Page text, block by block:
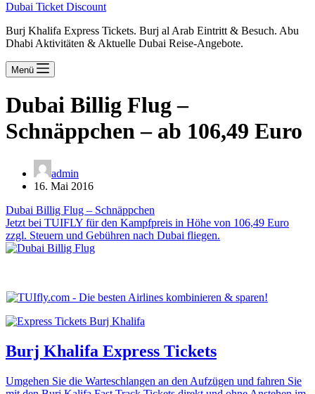
Dubai Ticket Discount
Burj Khalifa Express Tickets. Burj al Arab Eintritt & Besuch. Abu
Dhabi Aktivitäten & Aktuelle Dubai Reise-Angebote.
Menü
Dubai Billig Flug –
Schnäppchen – ab 106,49 Euro
admin
16. Mai 2016
Dubai Billig Flug – Schnäppchen
Jetzt bei TUIFLY für den Kampfpreis in Höhe von 106,49 Euro
zzgl. Steuern und Gebühren nach Dubai fliegen.
Burj Khalifa Express Tickets
Umgehen Sie die Warteschlangen an den Aufzügen und fahren Sie